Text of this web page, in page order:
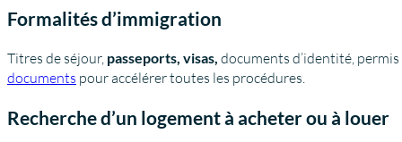
Formalités d’immigration
Titres de séjour, passeports, visas, documents d’identité,
documents pour accélérer toutes les procédures.
Recherche d’un logement à acheter ou à louer